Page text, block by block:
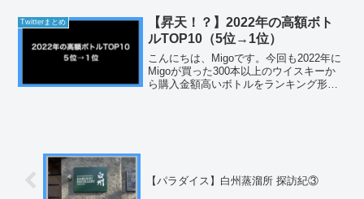
ました。今回は待ちに待った有料見学ツ
アーのご紹介です。...
Twitterまとめ
【昇天！？】2022年の高額ボト
ルTOP10（5位→1位）
こんにちは、Migoです。今回も2022年に
Migoが買った300本以上のウイスキーか
ら購入金額高いボトルをランキング形式
【パラダイス】白州蒸溜所 探訪紀③